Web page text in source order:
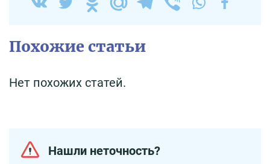
Похожие статьи
Нет похожих статей.
Нашли неточность?